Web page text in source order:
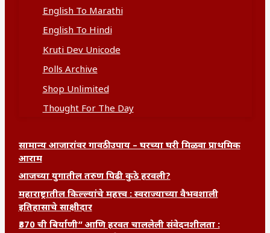
English To Marathi
English To Hindi
Kruti Dev Unicode
Polls Archive
Shop Unlimited
Thought For The Day
सामान्य आजारांवर गावठी उपाय – घरच्या घरी मिळवा प्राथमिक
आराम
आजच्या युगातील तरुण पिढी कुठे हरवली?
महाराष्ट्रातील किल्ल्यांचे महत्त्व : स्वराज्याच्या वैभवशाली
इतिहासाचे साक्षीदार
₹370 ची बिर्याणी” आणि हरवत चाललेली संवेदनशीलता :